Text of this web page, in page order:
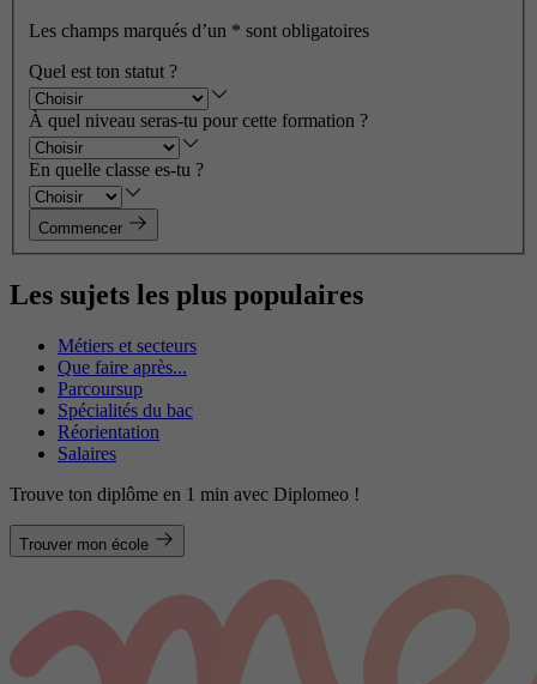
Les champs marqués d’un * sont obligatoires
Quel est ton statut ?
À quel niveau seras-tu pour cette formation ?
En quelle classe es-tu ?
Commencer
Les sujets les plus populaires
Métiers et secteurs
Que faire après...
Parcoursup
Spécialités du bac
Réorientation
Salaires
Trouve ton diplôme en 1 min avec Diplomeo !
Trouver mon école